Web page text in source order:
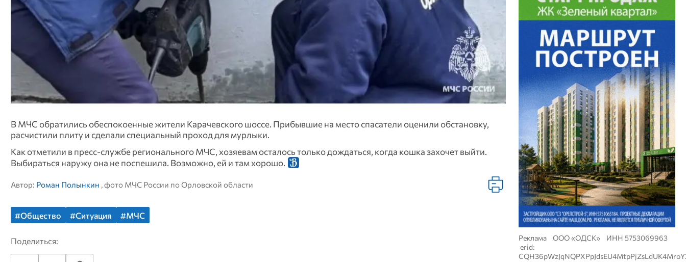
В МЧС обратились обеспокоенные жители Карачевского шоссе. Прибывшие на место спасатели оценили обстановку,
расчистили плиту и сделали специальный проход для мурлыки.
Как отметили в пресс-службе регионального МЧС, хозяевам осталось только дождаться, когда кошка захочет выйти.
Выбираться наружу она не поспешила. Возможно, ей и там хорошо.
Автор: Роман Полынкин , фото МЧС России по Орловской области
#Общество #Ситуация #МЧС
Поделиться:
Реклама ООО «ОДСК» ИНН 5753069963
erid: